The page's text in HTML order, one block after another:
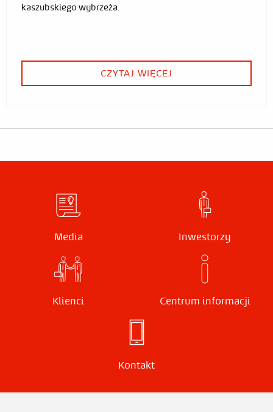
kaszubskiego wybrzeża.
CZYTAJ WIĘCEJ
Media Inwestorzy
Klienci Centrum informacji
Kontakt